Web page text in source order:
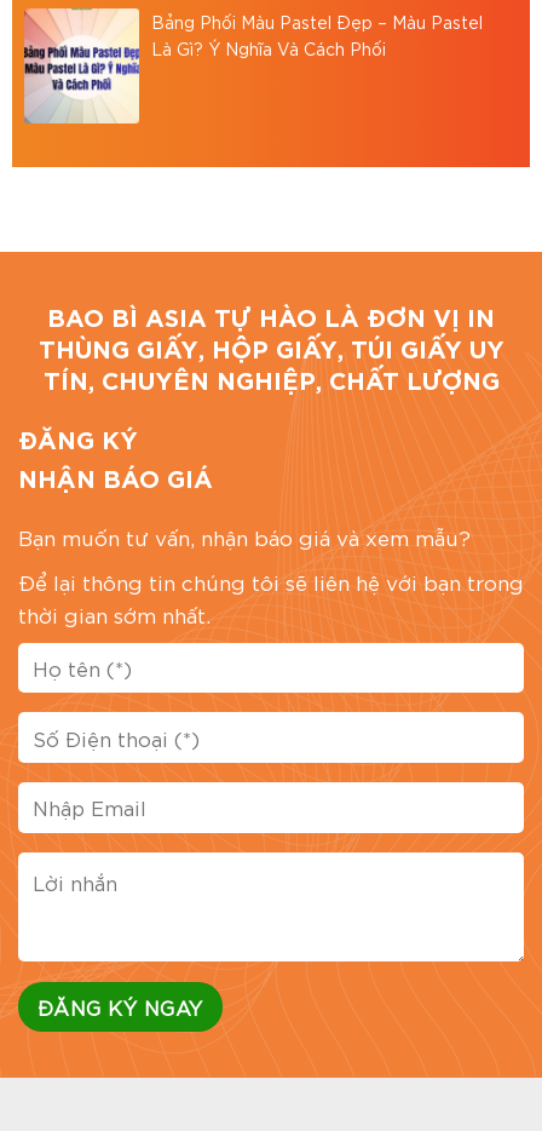
Bình, TP.HCM
Hotline: 0867886811
Email: baobiasiavn@gmail.com
Website: https://baobiasia.com
Bảng Phối Màu Pastel Đẹp – Màu Pastel
Là Gì? Ý Nghĩa Và Cách Phối
BAO BÌ ASIA TỰ HÀO LÀ ĐƠN VỊ IN
THÙNG GIẤY, HỘP GIẤY, TÚI GIẤY UY
TÍN, CHUYÊN NGHIỆP, CHẤT LƯỢNG
ĐĂNG KÝ
NHẬN BÁO GIÁ
Bạn muốn tư vấn, nhận báo giá và xem mẫu?
Để lại thông tin chúng tôi sẽ liên hệ với bạn trong
thời gian sớm nhất.